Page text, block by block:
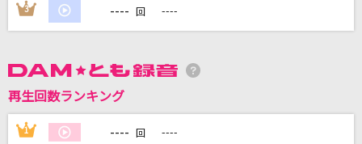
DAMの新曲・ランキングなど
カラオケ最新情報をチェック！
カラオケをもっと楽しもう！
3 ---- 回 ----
再生回数ランキング
1 ---- 回 ----